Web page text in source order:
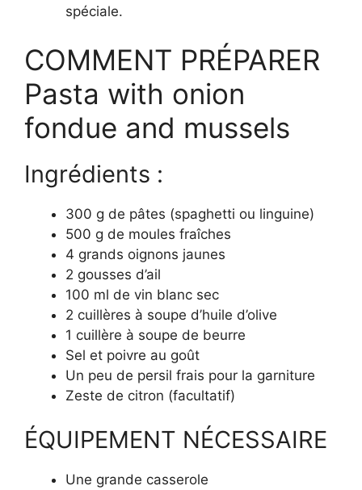
spéciale.
COMMENT PRÉPARER
Pasta with onion
fondue and mussels
Ingrédients :
300 g de pâtes (spaghetti ou linguine)
500 g de moules fraîches
4 grands oignons jaunes
2 gousses d’ail
100 ml de vin blanc sec
2 cuillères à soupe d’huile d’olive
1 cuillère à soupe de beurre
Sel et poivre au goût
Un peu de persil frais pour la garniture
Zeste de citron (facultatif)
ÉQUIPEMENT NÉCESSAIRE
Une grande casserole